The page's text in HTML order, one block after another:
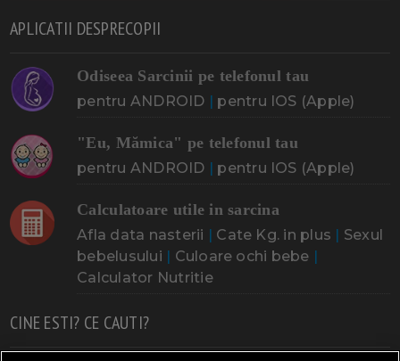
APLICATII DESPRECOPII
Odiseea Sarcinii pe telefonul tau
pentru ANDROID pentru IOS (Apple)
"Eu, Mămica" pe telefonul tau
pentru ANDROID pentru IOS (Apple)
Calculatoare utile in sarcina
Afla data nasterii Cate Kg. in plus
Sexul
bebelusului
Culoare ochi bebe
Calculator Nutritie
CINE ESTI? CE CAUTI?